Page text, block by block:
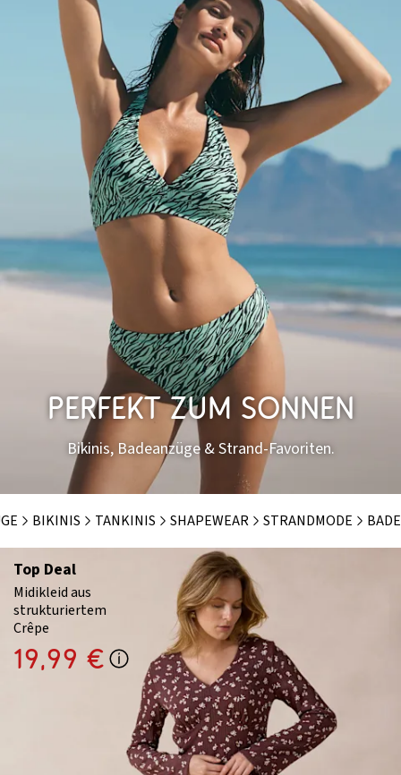
PERFEKT ZUM SONNEN
Bikinis, Badeanzüge & Strand-Favoriten.
BIKINIS TANKINIS SHAPEWEAR STRANDMODE
Top Deal
Midikleid aus
strukturiertem
Crêpe
19,99 €